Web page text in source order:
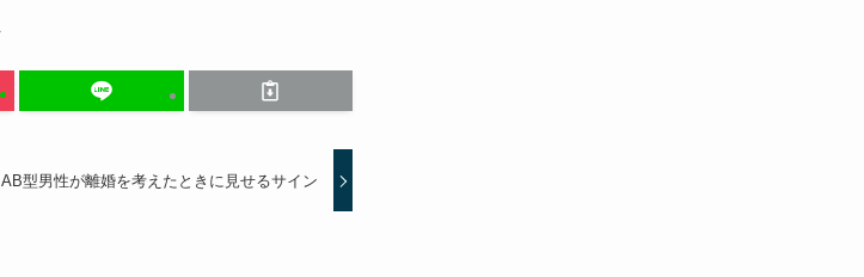
AB型男性が離婚を考えたときに見せるサイン